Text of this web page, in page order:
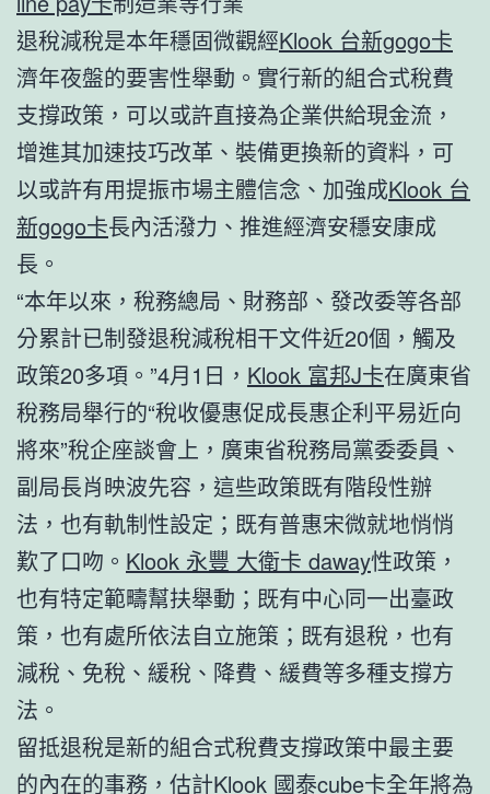
退稅減稅是本年穩固微觀經Klook 台新gogo卡
濟年夜盤的要害性舉動。實行新的組合式稅費
支撐政策，可以或許直接為企業供給現金流，
增進其加速技巧改革、裝備更換新的資料，可
以或許有用提振市場主體信念、加強成Klook 台
新gogo卡長內活潑力、推進經濟安穩安康成
長。
“本年以來，稅務總局、財務部、發改委等各部
分累計已制發退稅減稅相干文件近20個，觸及
政策20多項。”4月1日， Klook 富邦J卡在廣東省
稅務局舉行的“稅收優惠促成長惠企利平易近向
將來”稅企座談會上，廣東省稅務局黨委委員、
副局長肖映波先容，這些政策既有階段性辦
法，也有軌制性設定；既有普惠宋微就地悄悄
歎了口吻。 Klook 永豐 大衛卡 daway性政策，
也有特定範疇幫扶舉動；既有中心同一出臺政
策，也有處所依法自立施策；既有退稅，也有
減稅、免稅、緩稅、降費、緩費等多種支撐方
法。
留抵退稅是新的組合式稅費支撐政策中最主要
的內在的事務，估計Klook 國泰cube卡全年將為